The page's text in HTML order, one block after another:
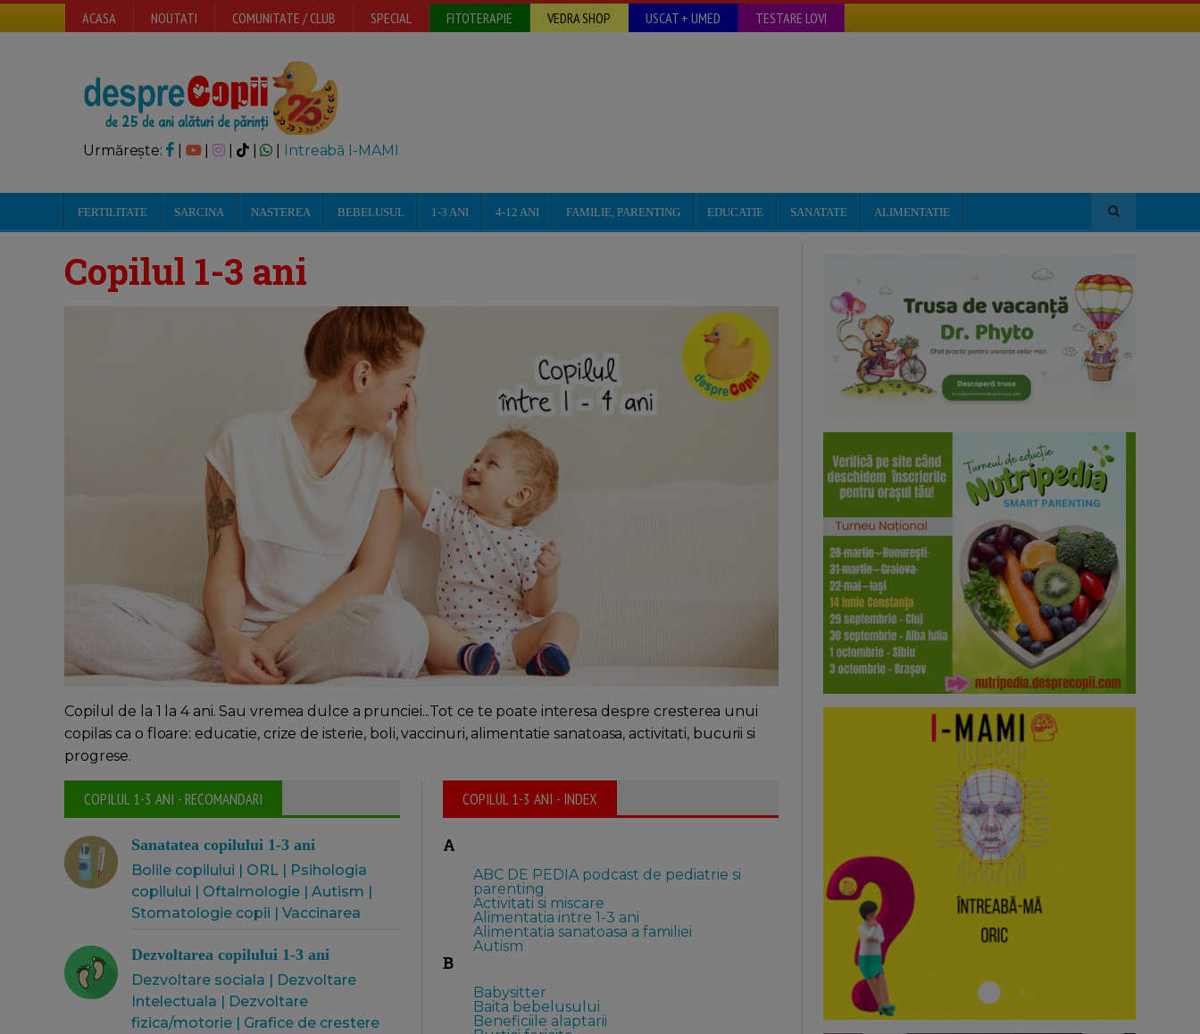
ACASA NOUTATI COMUNITATE / CLUB SPECIAL FITOTERAPIE VEDRA SHOP USCAT + UMED TESTARE LOVI
Urmărește: | | Intreabă I-MAMI
FERTILITATE SARCINA NASTEREA BEBELUSUL 1-3 ANI 4-12 ANI FAMILIE, PARENTING EDUCATIE SANATATE ALIMENTATIE
Copilul 1-3 ani
Copilul de la 1 la 4 ani. Sau vremea dulce a prunciei...Tot ce te poate interesa despre cresterea unui
copilas ca o floare: educatie, crize de isterie, boli, vaccinuri, alimentatie sanatoasa, activitati, bucurii si
progrese.
COPILUL 1-3 ANI - RECOMANDARI
Sanatatea copilului 1-3 ani
Bolile copilului | ORL | Psihologia
copilului | Oftalmologie | Autism |
Stomatologie copii | Vaccinarea
Dezvoltarea copilului 1-3 ani
Dezvoltare sociala | Dezvoltare
Intelectuala | Dezvoltare
fizica/motorie | Grafice de crestere
COPILUL 1-3 ANI - INDEX
A
ABC DE PEDIA podcast de pediatrie si
parenting
Activitati si miscare
Alimentatia intre 1-3 ani
Alimentatia sanatoasa a familiei
Autism
B
Babysitter
Baita bebelusului
Beneficiile alaptarii